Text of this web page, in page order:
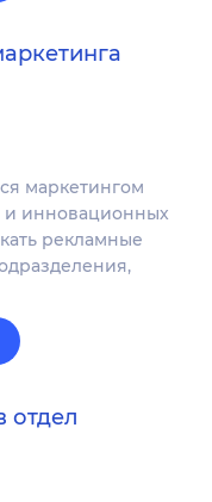
маркетингом
и инновационных
рекламные
отдел